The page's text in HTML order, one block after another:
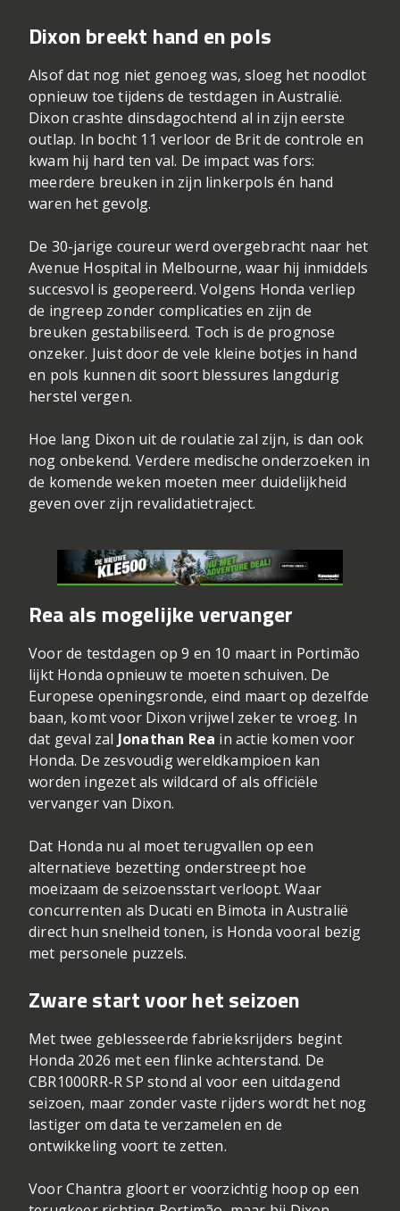
Dixon breekt hand en pols
Alsof dat nog niet genoeg was, sloeg het noodlot
opnieuw toe tijdens de testdagen in Australië.
Dixon crashte dinsdagochtend al in zijn eerste
outlap. In bocht 11 verloor de Brit de controle en
kwam hij hard ten val. De impact was fors:
meerdere breuken in zijn linkerpols én hand
waren het gevolg.
De 30-jarige coureur werd overgebracht naar het
Avenue Hospital in Melbourne, waar hij inmiddels
succesvol is geopereerd. Volgens Honda verliep
de ingreep zonder complicaties en zijn de
breuken gestabiliseerd. Toch is de prognose
onzeker. Juist door de vele kleine botjes in hand
en pols kunnen dit soort blessures langdurig
herstel vergen.
Hoe lang Dixon uit de roulatie zal zijn, is dan ook
nog onbekend. Verdere medische onderzoeken in
de komende weken moeten meer duidelijkheid
geven over zijn revalidatietraject.
Rea als mogelijke vervanger
Voor de testdagen op 9 en 10 maart in Portimão
lijkt Honda opnieuw te moeten schuiven. De
Europese openingsronde, eind maart op dezelfde
baan, komt voor Dixon vrijwel zeker te vroeg. In
dat geval zal Jonathan Rea in actie komen voor
Honda. De zesvoudig wereldkampioen kan
worden ingezet als wildcard of als officiële
vervanger van Dixon.
Dat Honda nu al moet terugvallen op een
alternatieve bezetting onderstreept hoe
moeizaam de seizoensstart verloopt. Waar
concurrenten als Ducati en Bimota in Australië
direct hun snelheid tonen, is Honda vooral bezig
met personele puzzels.
Zware start voor het seizoen
Met twee geblesseerde fabrieksrijders begint
Honda 2026 met een flinke achterstand. De
CBR1000RR-R SP stond al voor een uitdagend
seizoen, maar zonder vaste rijders wordt het nog
lastiger om data te verzamelen en de
ontwikkeling voort te zetten.
Voor Chantra gloort er voorzichtig hoop op een